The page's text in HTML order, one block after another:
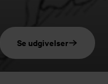
Se udgivelser